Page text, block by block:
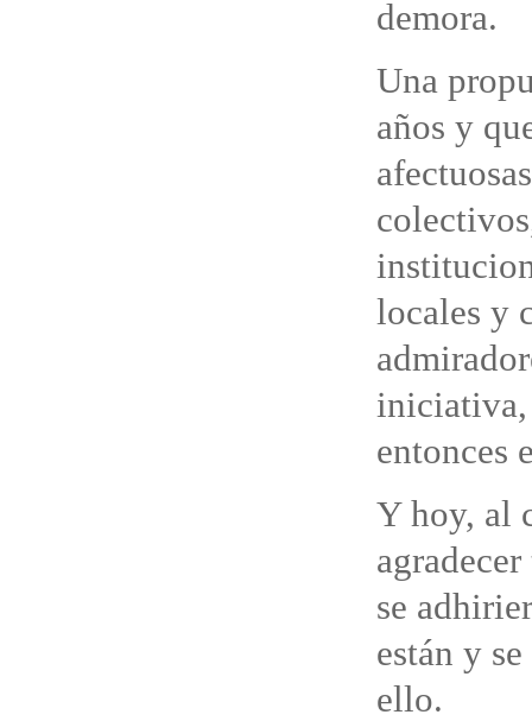
demora.
Una
años y
locales y
iniciativa,
entonces
Y hoy, al
se
están y
ello.